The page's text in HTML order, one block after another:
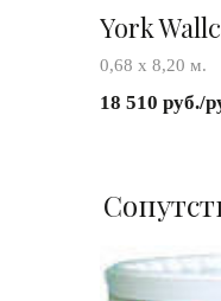
York
0,68 х 8,20 м.
18 510 руб./